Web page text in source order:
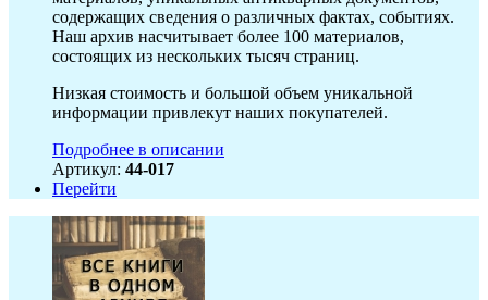
содержащих сведения о различных фактах, событиях.
Наш архив насчитывает более 100 материалов,
состоящих из нескольких тысяч страниц.
Низкая стоимость и большой объем уникальной
информации привлекут наших покупателей.
Подробнее в описании
Артикул: 44-017
Перейти